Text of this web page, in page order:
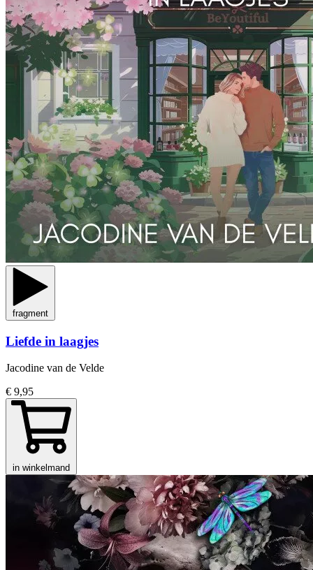
fragment
Liefde in laagjes
Jacodine van de Velde
€ 9,95
in winkelmand